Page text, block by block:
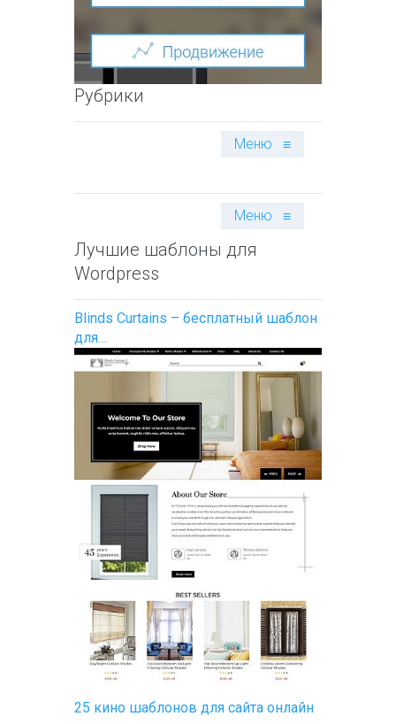
Рубрики
Меню ≡
Меню ≡
Лучшие шаблоны для
Wordpress
Blinds Curtains – бесплатный шаблон
для…
25 кино шаблонов для сайта онлайн